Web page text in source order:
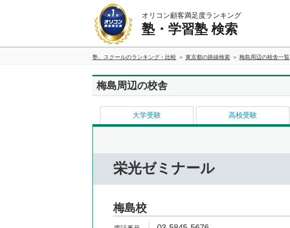
オリコン顧客満足度ランキング
塾・学習塾 検索
塾、スクールのランキング・比較 東京都の路線検索 梅島周辺の校舎一覧
梅島周辺の校舎
大学受験 高校受験
栄光ゼミナール
梅島校